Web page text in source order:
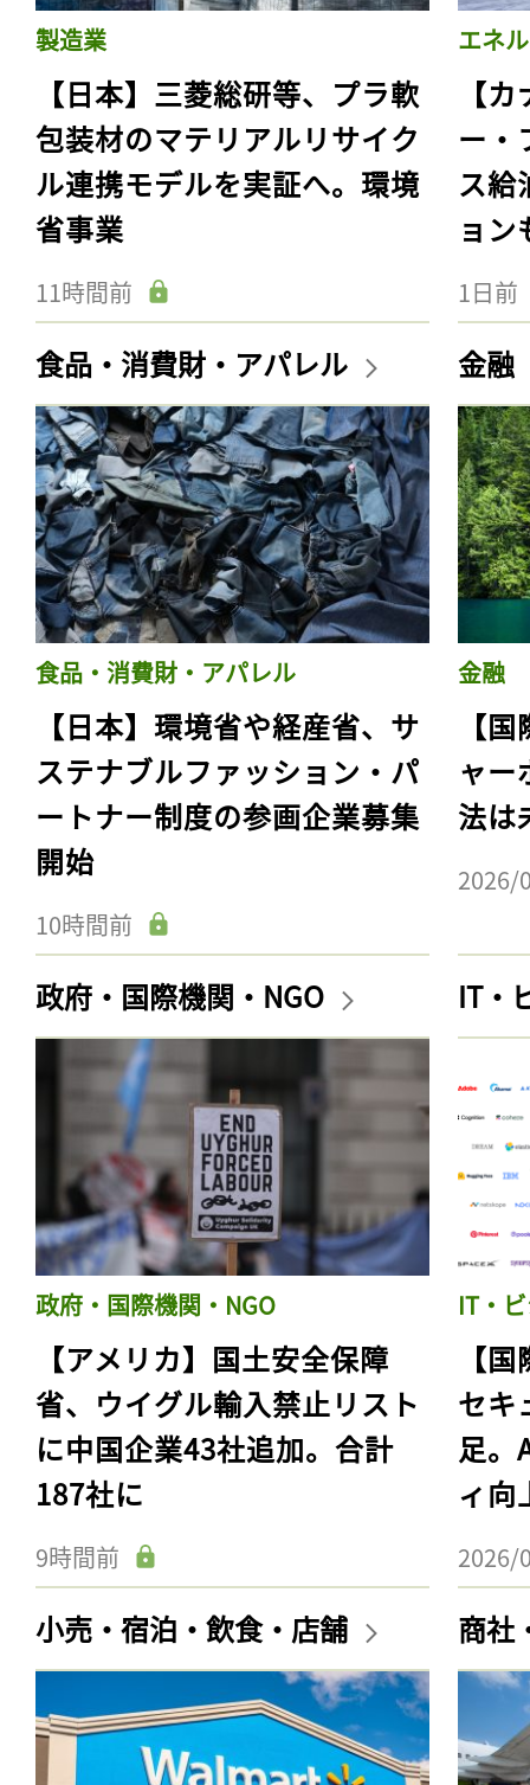
製造業
【日本】三菱総研等、プラ軟
包装材のマテリアルリサイク
ル連携モデルを実証へ。環境
省事業
11時間前
エネ
【
ー・
ス給
ョン
1日前
食品・消費財・アパレル
食品・消費財・アパレル
【日本】環境省や経産省、サ
ステナブルファッション・パ
ートナー制度の参画企業募集
開始
10時間前
金融
金融
【
ャー
法は
2026/
政府・国際機関・NGO
政府・国際機関・NGO
【アメリカ】国土安全保障
省、ウイグル輸入禁止リスト
に中国企業43社追加。合計
187社に
9時間前
IT・
IT・
【
セキ
足。
ィ向
2026/
小売・宿泊・飲食・店舗 商社